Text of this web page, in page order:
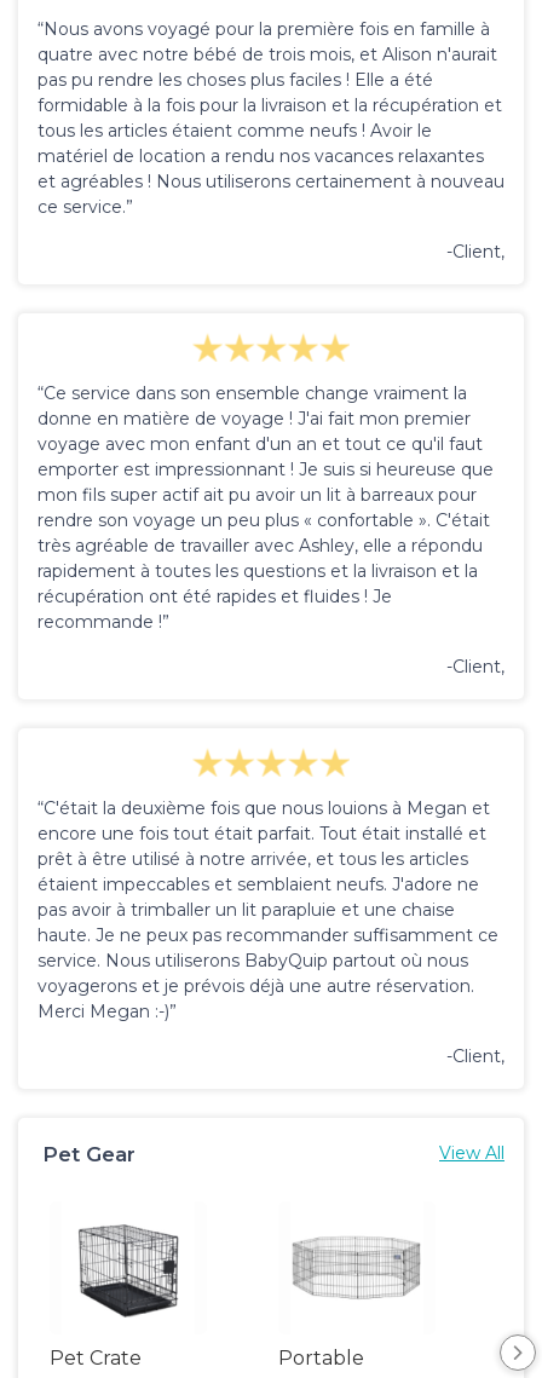
“Nous avons voyagé pour la première fois en famille à
quatre avec notre bébé de trois mois, et Alison n'aurait
pas pu rendre les choses plus faciles ! Elle a été
formidable à la fois pour la livraison et la récupération et
tous les articles étaient comme neufs ! Avoir le
matériel de location a rendu nos vacances relaxantes
et agréables ! Nous utiliserons certainement à nouveau
ce service.”
-Client,
“Ce service dans son ensemble change vraiment la
donne en matière de voyage ! J'ai fait mon premier
voyage avec mon enfant d'un an et tout ce qu'il faut
emporter est impressionnant ! Je suis si heureuse que
mon fils super actif ait pu avoir un lit à barreaux pour
rendre son voyage un peu plus « confortable ». C'était
très agréable de travailler avec Ashley, elle a répondu
rapidement à toutes les questions et la livraison et la
récupération ont été rapides et fluides ! Je
recommande !”
-Client,
“C'était la deuxième fois que nous louions à Megan et
encore une fois tout était parfait. Tout était installé et
prêt à être utilisé à notre arrivée, et tous les articles
étaient impeccables et semblaient neufs. J'adore ne
pas avoir à trimballer un lit parapluie et une chaise
haute. Je ne peux pas recommander suffisamment ce
service. Nous utiliserons BabyQuip partout où nous
voyagerons et je prévois déjà une autre réservation.
Merci Megan :-)”
-Client,
Pet Gear View All
Pet Crate
Portable